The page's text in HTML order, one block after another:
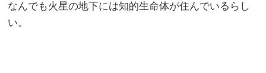
なんでも火星の地下には知的生命体が住んでいるらし
い。